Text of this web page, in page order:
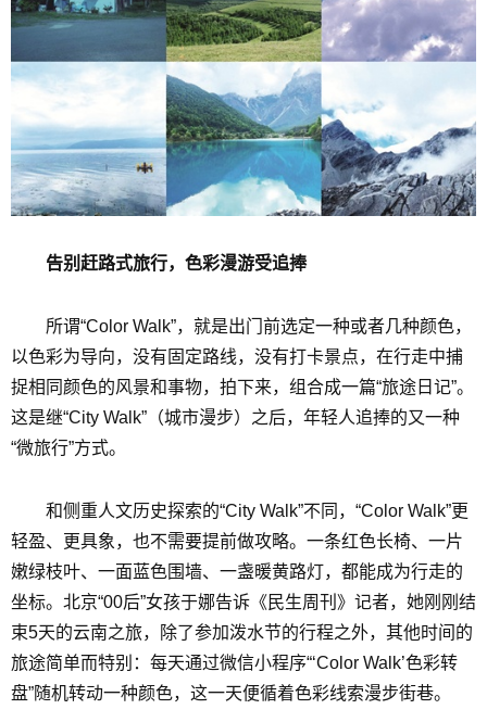
告别赶路式旅行，色彩漫游受追捧
所谓“Color Walk”，就是出门前选定一种或者几种颜色，
以色彩为导向，没有固定路线，没有打卡景点，在行走中捕
捉相同颜色的风景和事物，拍下来，组合成一篇“旅途日记”。
这是继“City Walk”（城市漫步）之后，年轻人追捧的又一种
“微旅行”方式。
和侧重人文历史探索的“City Walk”不同，“Color Walk”更
轻盈、更具象，也不需要提前做攻略。一条红色长椅、一片
嫩绿枝叶、一面蓝色围墙、一盏暖黄路灯，都能成为行走的
坐标。北京“00后”女孩于娜告诉《民生周刊》记者，她刚刚结
束5天的云南之旅，除了参加泼水节的行程之外，其他时间的
旅途简单而特别：每天通过微信小程序“‘Color Walk’色彩转
盘”随机转动一种颜色，这一天便循着色彩线索漫步街巷。